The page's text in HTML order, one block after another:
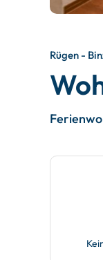
Rügen -